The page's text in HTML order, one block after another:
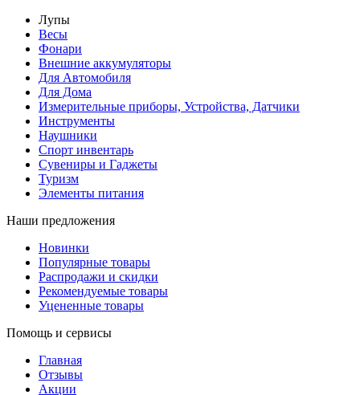
Лупы
Весы
Фонари
Внешние аккумуляторы
Для Автомобиля
Для Дома
Измерительные приборы, Устройства, Датчики
Инструменты
Наушники
Спорт инвентарь
Сувениры и Гаджеты
Туризм
Элементы питания
Наши предложения
Новинки
Популярные товары
Распродажи и скидки
Рекомендуемые товары
Уцененные товары
Помощь и сервисы
Главная
Отзывы
Акции